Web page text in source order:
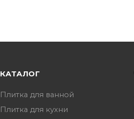
КАТАЛОГ
Плитка для ванной
Плитка для кухни